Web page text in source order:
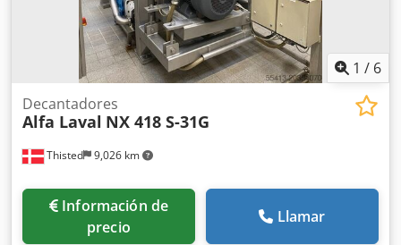
1 / 6
Thisted 9,026 km
Decantadores
Alfa Laval NX 418 S-31G
Información de
precio
Llamar